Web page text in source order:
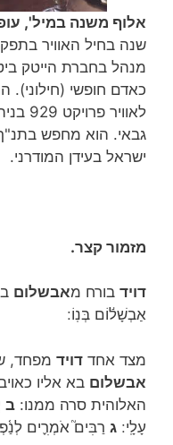
אלוף משנה במיל',
שנה בחיל האוויר
מנהל בחברת הייטק
כאדם חופשי
גבאי. הוא מחפש
ישראל בעידן המודרני.
מזמור קצר.
דויד בורח מאבשלום
אַבְשָׁל֬וֹם בְּנֽוֹ ׃
מצד אחד דויד מפחד,
אבשלום בא אליו
האלוהית סרה ממנו: ב
עָלָֽי ׃ ג רַבִּים֮ אֹמְרִ֪ים